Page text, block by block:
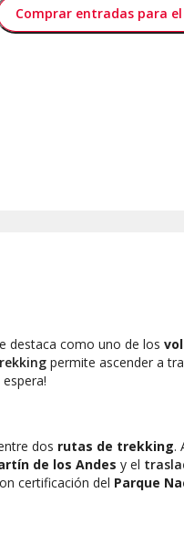
Comprar entradas para el
destaca como uno de los
permite ascender a
dos rutas de trekking.
de los Andes y el
certificación del Parque